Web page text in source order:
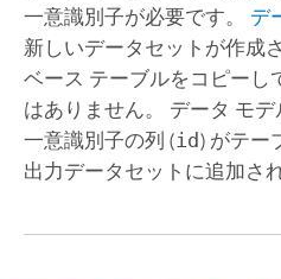
一意識別子が必要です。 デ
新しいデータセットが作成
ベース テーブルをコピーし
はありません。 データ モ
一意識別子の列 (id ) がテー
出力データセットに追加さ